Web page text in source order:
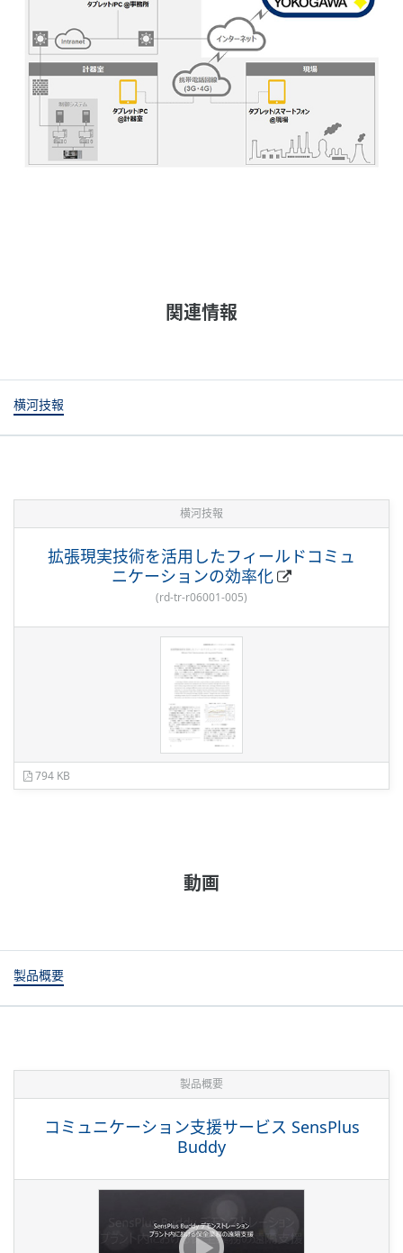
関連情報
横河技報
横河技報
拡張現実技術を活用したフィールドコミュ
ニケーションの効率化
(rd-tr-r06001-005)
794 KB
動画
製品概要
製品概要
コミュニケーション支援サービス SensPlus
Buddy